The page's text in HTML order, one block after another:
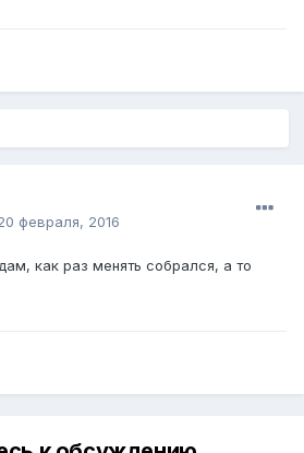
февраля, 2016
как раз менять собрался, а то